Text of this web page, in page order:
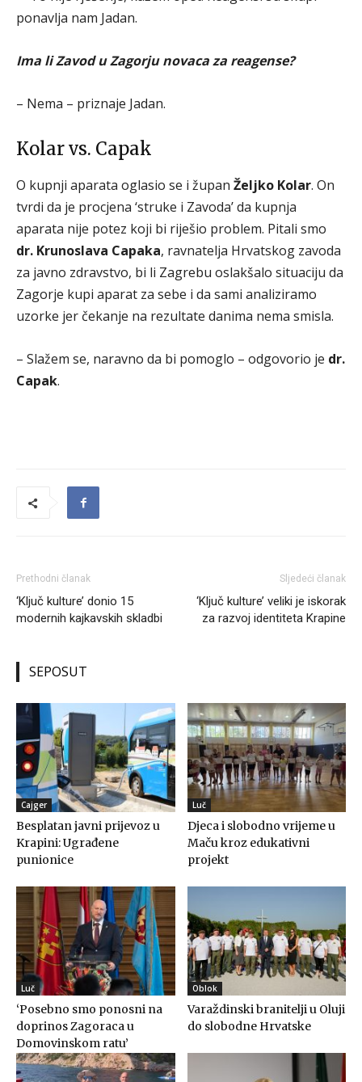
ponavlja nam Jadan.
Ima li Zavod u Zagorju novaca za reagense?
– Nema – priznaje Jadan.
Kolar vs. Capak
O kupnji aparata oglasio se i župan Željko Kolar. On
tvrdi da je procjena ‘struke i Zavoda’ da kupnja
aparata nije potez koji bi riješio problem. Pitali smo
dr. Krunoslava Capaka, ravnatelja Hrvatskog zavoda
za javno zdravstvo, bi li Zagrebu oslakšalo situaciju da
Zagorje kupi aparat za sebe i da sami analiziramo
uzorke jer čekanje na rezultate danima nema smisla.
– Slažem se, naravno da bi pomoglo – odgovorio je dr.
Capak.
Prethodni članak
‘Ključ kulture’ donio 15
modernih kajkavskih skladbi
Sljedeći članak
‘Ključ kulture’ veliki je iskorak
za razvoj identiteta Krapine
SEPOSUT
Cajger
Besplatan javni prijevoz u
Krapini: Ugrađene
punionice
Luč
Djeca i slobodno vrijeme u
Maču kroz edukativni
projekt
Luč
‘Posebno smo ponosni na
doprinos Zagoraca u
Domovinskom ratu’
Oblok
Varaždinski branitelji u Oluji
do slobodne Hrvatske